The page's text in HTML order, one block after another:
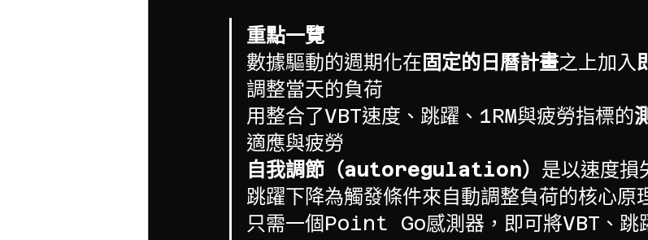
重點一覽
數據驅動的週期化在 固定的日曆計畫之上加入
調整當天的負荷
用整合了VBT速度、跳躍、1RM與疲勞指標的
適應與疲勞
自我調節（autoregulation） 是以速度損
跳躍下降為觸發條件來自動調整負荷的核心原
只需一個Point Go感測器，即可將VBT、跳